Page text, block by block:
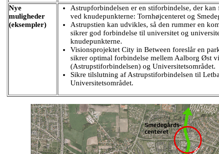
Nye
muligheder
(eksempler)
Astrupforbindelsen er en stiforbindelse, der
ved knudepunkterne: Tornhøjcenteret og
Astrupstien kan udvikles, så den rummer en
sikrer god forbindelse til universitet og
knudepunkterne.
Visionsprojektet City in Between foreslår en
sikrer optimal forbindelse mellem Aalborg Øst
(Astrupstiforbindelsen) og Universitetsområdet.
Sikre tilslutning af Astrupstiforbindelsen til
Universitetsområdet.